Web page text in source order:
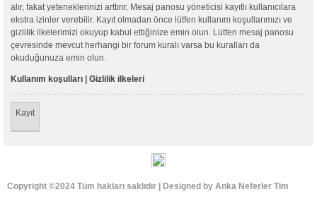
alır, fakat yeteneklerinizi arttırır. Mesaj panosu yöneticisi kayıtlı kullanıcılara
ekstra izinler verebilir. Kayıt olmadan önce lütfen kullanım koşullarımızı ve
gizlilik ilkelerimizi okuyup kabul ettiğinize emin olun. Lütfen mesaj panosu
çevresinde mevcut herhangi bir forum kuralı varsa bu kuralları da
okuduğunuza emin olun.
Kullanım koşulları | Gizlilik ilkeleri
Kayıt
Copyright ©2024 Tüm hakları saklıdır | Designed by Anka Neferler Tim